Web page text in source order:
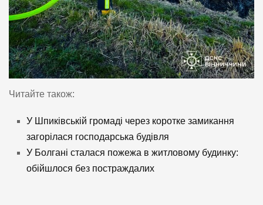
Читайте також:
У Шпиківській громаді через коротке замикання
загорілася господарська будівля
У Болгані сталася пожежа в житловому будинку:
обійшлося без постраждалих